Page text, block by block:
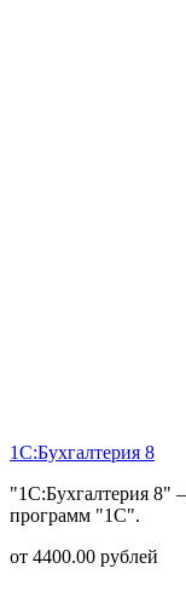
1С:Бухгалтерия 8
"1С:Бухгалтерия 8"
программ "1С".
от 4400.00 рублей